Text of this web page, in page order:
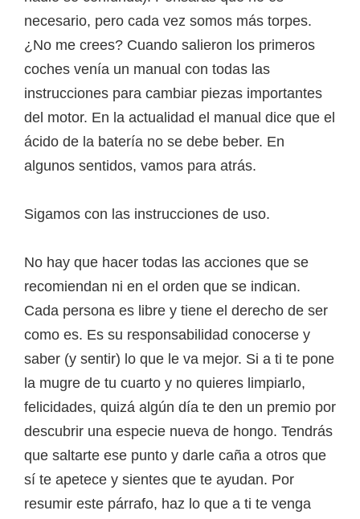
necesario, pero cada vez somos más torpes.
¿No me crees? Cuando salieron los primeros
coches venía un manual con todas las
instrucciones para cambiar piezas importantes
del motor. En la actualidad el manual dice que el
ácido de la batería no se debe beber. En
algunos sentidos, vamos para atrás.
Sigamos con las instrucciones de uso.
No hay que hacer todas las acciones que se
recomiendan ni en el orden que se indican.
Cada persona es libre y tiene el derecho de ser
como es. Es su responsabilidad conocerse y
saber (y sentir) lo que le va mejor. Si a ti te pone
la mugre de tu cuarto y no quieres limpiarlo,
felicidades, quizá algún día te den un premio por
descubrir una especie nueva de hongo. Tendrás
que saltarte ese punto y darle caña a otros que
sí te apetece y sientes que te ayudan. Por
resumir este párrafo, haz lo que a ti te venga